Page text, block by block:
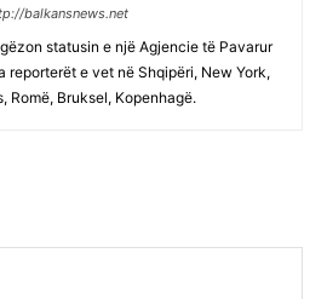
balkansnews.net
statusin e një Agjencie të Pavarur
reporterët e vet në Shqipëri, New York,
Romë, Bruksel, Kopenhagë.